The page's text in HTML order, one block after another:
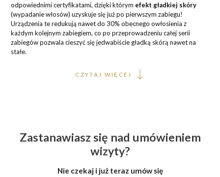
odpowiednimi certyfikatami, dzięki którym efekt gładkiej skóry
(wypadanie włosów) uzyskuje się już po pierwszym zabiegu!
Urządzenia te redukują nawet do 30% obecnego owłosienia z
każdym kolejnym zabiegiem, co po przeprowadzeniu całej serii
zabiegów pozwala cieszyć się jedwabiście gładką skórą nawet na
stałe.
CZYTAJ WIĘCEJ
Zastanawiasz się nad umówieniem
wizyty?
Nie czekaj i już teraz umów się